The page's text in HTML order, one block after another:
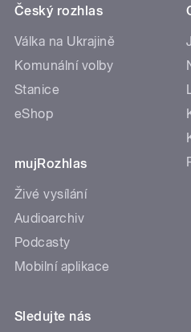
Český rozhlas
Válka na Ukrajině
Komunální volby
Stanice
eShop
mujRozhlas
Živé vysílání
Audioarchiv
Podcasty
Mobilní aplikace
Sledujte nás